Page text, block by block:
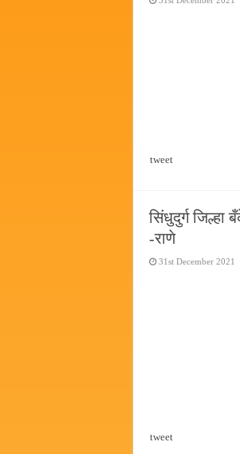
tweet
सिंधुदुर्ग
-राणे
31st December 2021
tweet